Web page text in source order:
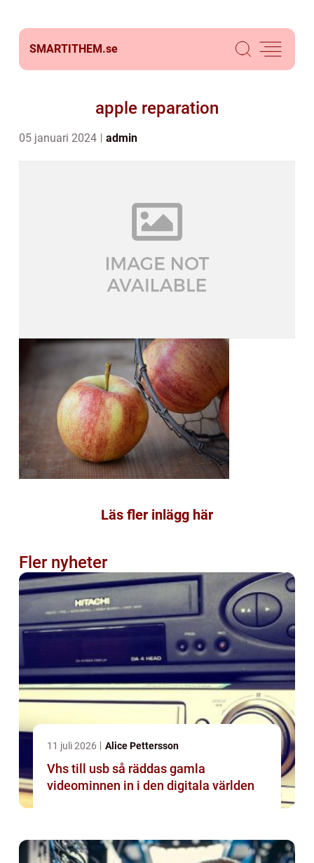
SMARTITHEM.se
apple reparation
05 januari 2024 admin
Läs fler inlägg här
Fler nyheter
11 juli 2026 Alice Pettersson
Vhs till usb så räddas gamla
videominnen in i den digitala världen